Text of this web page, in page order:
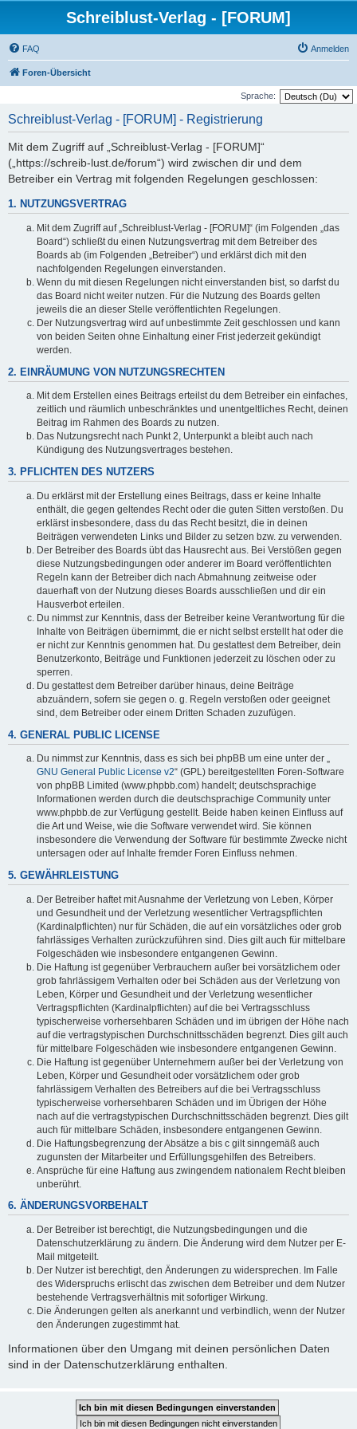
Schreiblust-Verlag - [FORUM]
FAQ Anmelden
Foren-Übersicht
Sprache:
Schreiblust-Verlag - [FORUM] - Registrierung
Mit dem Zugriff auf „Schreiblust-Verlag - [FORUM]“
(„https://schreib-lust.de/forum“) wird zwischen dir und dem
Betreiber ein Vertrag mit folgenden Regelungen geschlossen:
1. NUTZUNGSVERTRAG
Mit dem Zugriff auf „Schreiblust-Verlag - [FORUM]“ (im Folgenden „das
Board“) schließt du einen Nutzungsvertrag mit dem Betreiber des
Boards ab (im Folgenden „Betreiber“) und erklärst dich mit den
nachfolgenden Regelungen einverstanden.
Wenn du mit diesen Regelungen nicht einverstanden bist, so darfst du
das Board nicht weiter nutzen. Für die Nutzung des Boards gelten
jeweils die an dieser Stelle veröffentlichten Regelungen.
Der Nutzungsvertrag wird auf unbestimmte Zeit geschlossen und kann
von beiden Seiten ohne Einhaltung einer Frist jederzeit gekündigt
werden.
2. EINRÄUMUNG VON NUTZUNGSRECHTEN
Mit dem Erstellen eines Beitrags erteilst du dem Betreiber ein einfaches,
zeitlich und räumlich unbeschränktes und unentgeltliches Recht, deinen
Beitrag im Rahmen des Boards zu nutzen.
Das Nutzungsrecht nach Punkt 2, Unterpunkt a bleibt auch nach
Kündigung des Nutzungsvertrages bestehen.
3. PFLICHTEN DES NUTZERS
Du erklärst mit der Erstellung eines Beitrags, dass er keine Inhalte
enthält, die gegen geltendes Recht oder die guten Sitten verstoßen. Du
erklärst insbesondere, dass du das Recht besitzt, die in deinen
Beiträgen verwendeten Links und Bilder zu setzen bzw. zu verwenden.
Der Betreiber des Boards übt das Hausrecht aus. Bei Verstößen gegen
diese Nutzungsbedingungen oder anderer im Board veröffentlichten
Regeln kann der Betreiber dich nach Abmahnung zeitweise oder
dauerhaft von der Nutzung dieses Boards ausschließen und dir ein
Hausverbot erteilen.
Du nimmst zur Kenntnis, dass der Betreiber keine Verantwortung für die
Inhalte von Beiträgen übernimmt, die er nicht selbst erstellt hat oder die
er nicht zur Kenntnis genommen hat. Du gestattest dem Betreiber, dein
Benutzerkonto, Beiträge und Funktionen jederzeit zu löschen oder zu
sperren.
Du gestattest dem Betreiber darüber hinaus, deine Beiträge
abzuändern, sofern sie gegen o. g. Regeln verstoßen oder geeignet
sind, dem Betreiber oder einem Dritten Schaden zuzufügen.
4. GENERAL PUBLIC LICENSE
Du nimmst zur Kenntnis, dass es sich bei phpBB um eine unter der „
GNU General Public License v2“ (GPL) bereitgestellten Foren-Software
von phpBB Limited (www.phpbb.com) handelt; deutschsprachige
Informationen werden durch die deutschsprachige Community unter
www.phpbb.de zur Verfügung gestellt. Beide haben keinen Einfluss auf
die Art und Weise, wie die Software verwendet wird. Sie können
insbesondere die Verwendung der Software für bestimmte Zwecke nicht
untersagen oder auf Inhalte fremder Foren Einfluss nehmen.
5. GEWÄHRLEISTUNG
Der Betreiber haftet mit Ausnahme der Verletzung von Leben, Körper
und Gesundheit und der Verletzung wesentlicher Vertragspflichten
(Kardinalpflichten) nur für Schäden, die auf ein vorsätzliches oder grob
fahrlässiges Verhalten zurückzuführen sind. Dies gilt auch für mittelbare
Folgeschäden wie insbesondere entgangenen Gewinn.
Die Haftung ist gegenüber Verbrauchern außer bei vorsätzlichem oder
grob fahrlässigem Verhalten oder bei Schäden aus der Verletzung von
Leben, Körper und Gesundheit und der Verletzung wesentlicher
Vertragspflichten (Kardinalpflichten) auf die bei Vertragsschluss
typischerweise vorhersehbaren Schäden und im übrigen der Höhe nach
auf die vertragstypischen Durchschnittsschäden begrenzt. Dies gilt auch
für mittelbare Folgeschäden wie insbesondere entgangenen Gewinn.
Die Haftung ist gegenüber Unternehmern außer bei der Verletzung von
Leben, Körper und Gesundheit oder vorsätzlichem oder grob
fahrlässigem Verhalten des Betreibers auf die bei Vertragsschluss
typischerweise vorhersehbaren Schäden und im Übrigen der Höhe
nach auf die vertragstypischen Durchschnittsschäden begrenzt. Dies gilt
auch für mittelbare Schäden, insbesondere entgangenen Gewinn.
Die Haftungsbegrenzung der Absätze a bis c gilt sinngemäß auch
zugunsten der Mitarbeiter und Erfüllungsgehilfen des Betreibers.
Ansprüche für eine Haftung aus zwingendem nationalem Recht bleiben
unberührt.
6. ÄNDERUNGSVORBEHALT
Der Betreiber ist berechtigt, die Nutzungsbedingungen und die
Datenschutzerklärung zu ändern. Die Änderung wird dem Nutzer per E-
Mail mitgeteilt.
Der Nutzer ist berechtigt, den Änderungen zu widersprechen. Im Falle
des Widerspruchs erlischt das zwischen dem Betreiber und dem Nutzer
bestehende Vertragsverhältnis mit sofortiger Wirkung.
Die Änderungen gelten als anerkannt und verbindlich, wenn der Nutzer
den Änderungen zugestimmt hat.
Informationen über den Umgang mit deinen persönlichen Daten
sind in der Datenschutzerklärung enthalten.